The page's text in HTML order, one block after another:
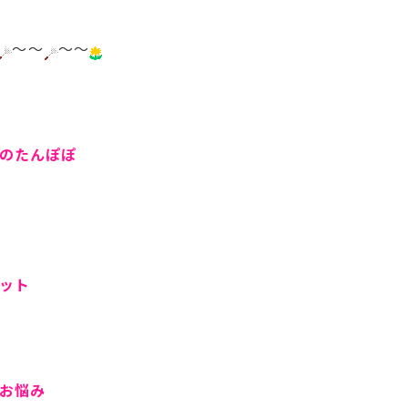
～～ ～～
たんぽぽ
ト
悩み